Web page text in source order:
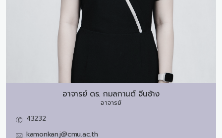
อาจารย์ ดร. กมลกานต์ จีนช้าง
อาจารย์
43232
kamonkan.j@cmu.ac.th